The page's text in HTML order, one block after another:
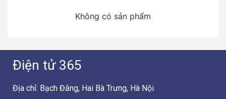
Không có sản phẩm
Điện tử 365
Địa chỉ: Bạch Đằng, Hai Bà Trưng, Hà Nội